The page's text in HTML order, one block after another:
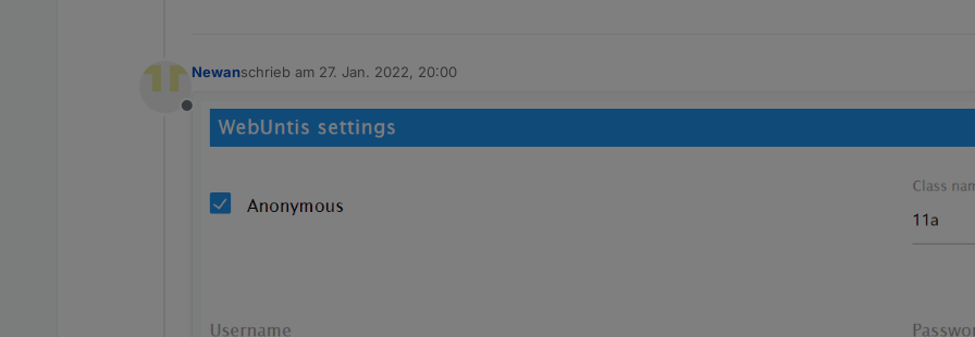
Offline
Newanschrieb am 27. Jan. 2022, 20:00
zuletzt editiert von